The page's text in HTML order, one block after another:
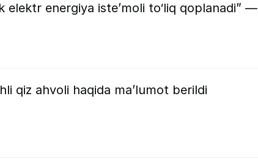
elektr energiya iste’moli to‘liq qoplanadi” —
qiz ahvoli haqida ma’lumot berildi